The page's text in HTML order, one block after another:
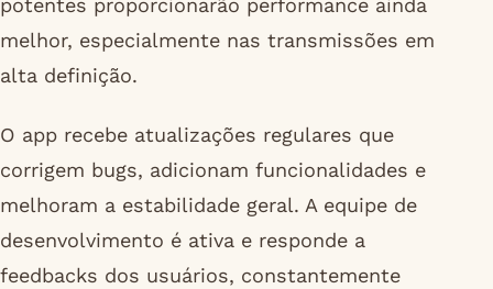
melhor, especialmente nas transmissões em
alta definição.
O app recebe atualizações regulares que
corrigem bugs, adicionam funcionalidades e
melhoram a estabilidade geral. A equipe de
desenvolvimento é ativa e responde a
feedbacks dos usuários, constantemente